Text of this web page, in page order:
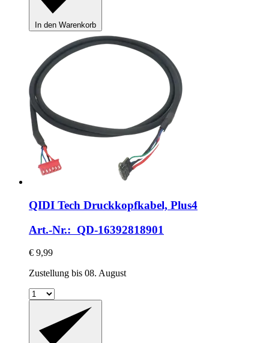
In den Warenkorb
QIDI Tech Druckkopfkabel, Plus4
Art.-Nr.: QD-16392818901
€ 9,99
Zustellung bis 08. August